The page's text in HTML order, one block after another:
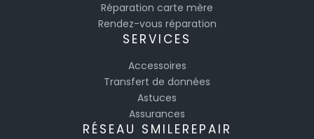
Réparation carte mère
Rendez-vous réparation
SERVICES
Accessoires
Transfert de données
Astuces
Assurances
RÉSEAU SMILEREPAIR